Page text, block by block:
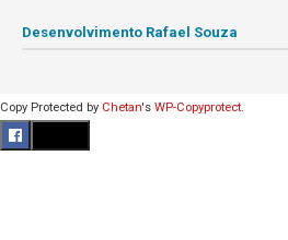
Desenvolvimento Rafael Souza
Copy Protected by Chetan's WP-Copyprotect.